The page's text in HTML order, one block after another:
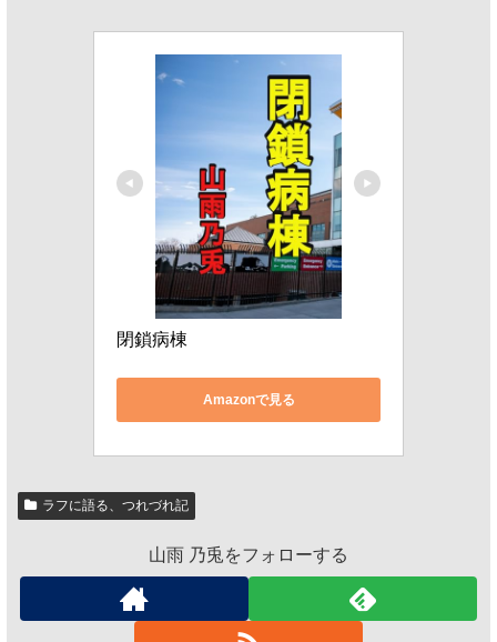
閉鎖病棟
Amazonで見る
ラフに語る、つれづれ記
山雨 乃兎をフォローする